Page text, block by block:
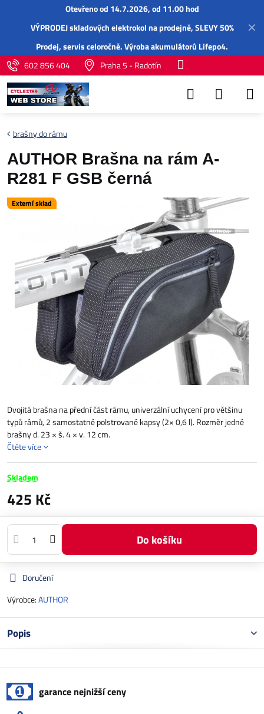
✕
Otevřeno od 14.7.2026, od 11.00 hod
VÝPRODEJ skladových elektrokol na prodejně, SLEVY 50%
Prodej,servisceloročně.Výroba akumulátorů Lifepo4.
602 856 404
Praha 5 - Radotín
Externí sklad
brašny do rámu
AUTHOR Brašna na rám A-
R281 F GSB černá
Dvojitá brašna na přední část rámu, univerzální uchycení pro většinu
typů rámů, 2 samostatné polstrované kapsy (2× 0,6 l). Rozměr jedné
brašny d. 23 × š. 4 × v. 12 cm.
Čtěte více
Skladem
425 Kč
Do košíku
Doručení
Výrobce:AUTHOR
Popis
garance nejnižší ceny